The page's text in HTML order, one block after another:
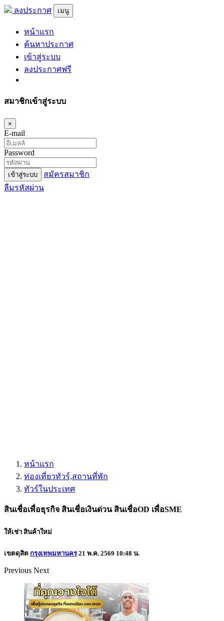
ลงประกาศ เมนู
หน้าแรก
ค้นหาประกาศ
เข้าสู่ระบบ
ลงประกาศฟรี
สมาชิกเข้าสู่ระบบ
×
E-mail
Password
เข้าสู่ระบบ
สมัครสมาชิก
ลืมรหัสผ่าน
หน้าแรก
ท่องเที่ยวทัวร์,สถานที่พัก
ทัวร์ในประเทศ
สินเชื่อเพื่อธุรกิจ สินเชื่อเงินด่วน สินเชื่อOD เพื่อSME
ให้เช่า สินค้าใหม่
เขตดุสิต กรุงเทพมหานคร 21 พ.ค. 2569 10:48 น.
Previous Next